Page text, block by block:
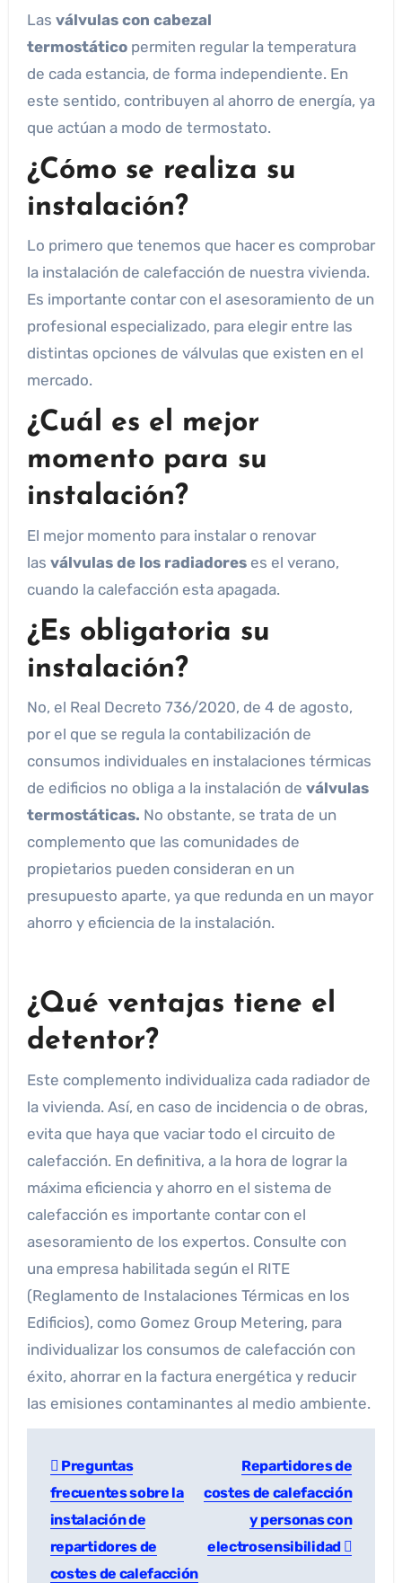
Las válvulas con cabezal
termostáticopermiten regular la temperatura
de cada estancia, de forma independiente. En
este sentido, contribuyen al ahorro de energía, ya
que actúan a modo de termostato.
¿Cómo se realiza su
instalación?
Lo primero que tenemos que hacer es comprobar
la instalación de calefacción de nuestra vivienda.
Es importante contar con el asesoramiento de un
profesional especializado, para elegir entre las
distintas opciones de válvulas que existen en el
mercado.
¿Cuál es el mejor
momento para su
instalación?
El mejor momento para instalar o renovar
las válvulas de los radiadoreses el verano,
cuando la calefacción esta apagada.
¿Es obligatoria su
instalación?
No, el Real Decreto 736/2020, de 4 de agosto,
por el que se regula la contabilización de
consumos individuales en instalaciones térmicas
de edificios no obliga a la instalación de válvulas
termostáticas. No obstante, se trata de un
complemento que las comunidades de
propietarios pueden consideran en un
presupuesto aparte, ya que redunda en un mayor
ahorro y eficiencia de la instalación.
¿Qué ventajas tiene el
detentor?
Este complemento individualiza cada radiador de
la vivienda. Así, en caso de incidencia o de obras,
evita que haya que vaciar todo el circuito de
calefacción. En definitiva, a la hora de lograr la
máxima eficiencia y ahorro en el sistema de
calefacción es importante contar con el
asesoramiento de los expertos. Consulte con
una empresa habilitada según el RITE
(Reglamento de Instalaciones Térmicas en los
Edificios), como Gomez Group Metering, para
individualizar los consumos de calefacción con
éxito, ahorrar en la factura energética y reducir
las emisiones contaminantes al medio ambiente.
Preguntas
frecuentes sobre la
instalación de
repartidores de
costes de calefacción
Repartidores de
costes de calefacción
y personas con
electrosensibilidad